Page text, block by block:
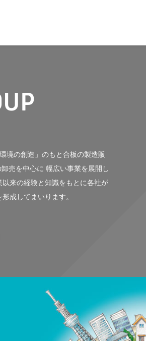
境の創造」のもと合板の製造販
売を中心に 幅広い事業を展開し
来の経験と知識をもとに各社が
成してまいります。